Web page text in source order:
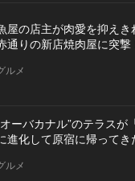
屋の店主が肉愛を抑えき
通りの新店焼肉屋に突撃
ルメ
ーバカナル”のテラスが
進化して原宿に帰ってき
ルメ